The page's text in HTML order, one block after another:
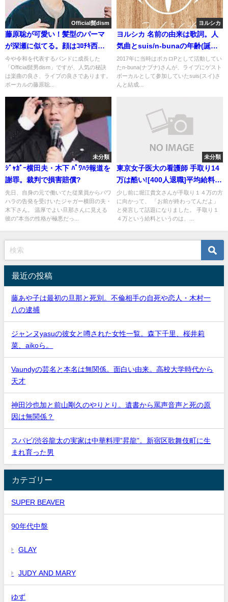
Official髭dism
藤原聡が可愛い！髪型のパーマ
が深瀬に似てる。顔はｺﾛﾁｷ西野,
声は濱田岳にそっくり
今や令和を代表するバンドに成長した
「Official髭男dism」ですが、人気の秘訣
は楽曲の良さ、ライブの良さであります。
ボーカルの藤原聡...
ヨルシカ
ヨルシカ 名前の由来は歌詞。人
気曲とsuis/n-bunaの年齢(誕生
日)
2017年に当時はボカロPとして活動してい
たn-buna(ナブナ)さんが、ライブにゲスト
ボーカルとして参加していたsuis(スイ)さ
んと結成...
未分類
ｼﾞｬｶﾞｰ横田夫・木下 ﾊﾟﾜﾊﾗ報道を
謝罪。裁判で損害賠償?
先日、自身の元で働いてた従業員からパワ
ハラの告発を受けいたジャガー横田の夫・
木下さん。 温厚でよい旦那さんに見える
彼の”本当の性格が極悪だっ...
未分類
東京女子医大の看護師 手取り14
万は酷い![400人退職]平均給料
は?
少し前に堀江貴文さんが手取り１４万の方
に向かって、 「お前が終わってんだよ」
と発言して話題になりました。 手取り１
４万という給料というのは、...
最近の投稿
藤あや子は最初の旦那と死別。不倫相手の自死や恋人・木村一
八の逮捕
ジャンヌyasuの彼女と噂された女性一覧。森下千里、桜井莉
菜、aikoら。
Vaundyの芸名と本名は無関係。面白い由来。高校大学時代から
天才
神田沙也加と前山剛久のやりとり。遺書から罵声音声と死の原
因は無関係？
スパビ/渋谷龍太の実家は中華料理”昇龍”。新宿区歌舞伎町に生
まれ育った男
カテゴリー
SUPER BEAVER
90年代中盤
GLAY
JUDY AND MARY
ゆず